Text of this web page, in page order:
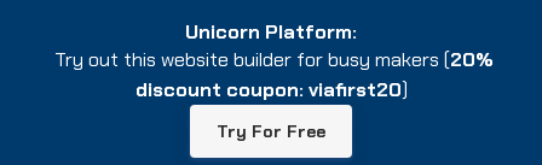
Unicorn Platform:
Try out this website builder for busy makers (20%
discount coupon: viafirst20)
Try For Free
Unicorn Platform:
Try out this website builder for busy makers (20%
discount coupon: viafirst20)
Try For Free